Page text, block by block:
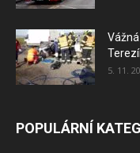
5. 11.
POPULÁRNÍ